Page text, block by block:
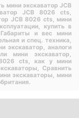
мини экскаватор JCB
JCB 8026 cts,
JCB 8026 cts, мини
купить в
Габариты и вес мини
и спец. техника,
экскаватор, аналоги
мини экскаватор,
cts, как у мини
Сравнить
экскаваторы, мини